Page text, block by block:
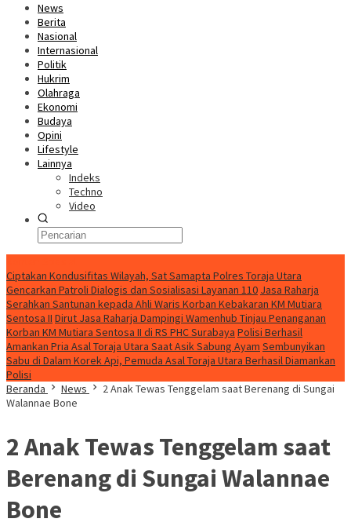
News
Berita
Nasional
Internasional
Politik
Hukrim
Olahraga
Ekonomi
Budaya
Opini
Lifestyle
Lainnya
Indeks
Techno
Video
Ciptakan Kondusifitas Wilayah, Sat Samapta Polres Toraja Utara
Gencarkan Patroli Dialogis dan Sosialisasi Layanan 110 Jasa Raharja
Serahkan Santunan kepada Ahli Waris Korban Kebakaran KM Mutiara
Sentosa II Dirut Jasa Raharja Dampingi Wamenhub Tinjau Penanganan
Korban KM Mutiara Sentosa II di RS PHC Surabaya Polisi Berhasil
Amankan Pria Asal Toraja Utara Saat Asik Sabung Ayam Sembunyikan
Sabu di Dalam Korek Api, Pemuda Asal Toraja Utara Berhasil Diamankan
Polisi
Beranda
News
2 Anak Tewas Tenggelam saat Berenang di Sungai
Walannae Bone
2 Anak Tewas Tenggelam saat
Berenang di Sungai Walannae
Bone